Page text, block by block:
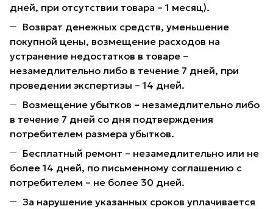
дней, при отсутствии товара – 1 месяц).
Возврат денежных средств, уменьшение
покупной цены, возмещение расходов на
устранение недостатков в товаре –
незамедлительно либо в течение 7 дней, при
проведении экспертизы – 14 дней.
Возмещение убытков – незамедлительно либо
в течение 7 дней со дня подтверждения
потребителем размера убытков.
Бесплатный ремонт – незамедлительно или не
более 14 дней, по письменному соглашению с
потребителем – не более 30 дней.
За нарушение указанных сроков уплачивается